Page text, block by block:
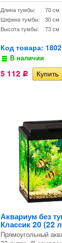
Длина тумбы:
70 см
Ширина тумбы:
30 см
Высота тумбы:
73 см
Код товара:
В наличии
5 112 Р
Аквариум без
Классик 20 (22
Прямоугольный